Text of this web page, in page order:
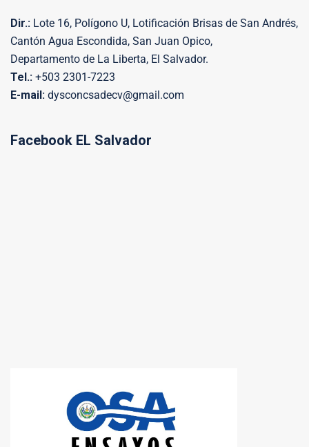
Dir.: Lote 16, Polígono U, Lotificación Brisas de San Andrés,
Cantón Agua Escondida, San Juan Opico,
Departamento de La Liberta, El Salvador.
Tel.: +503 2301-7223
E-mail: dysconcsadecv@gmail.com
Facebook EL Salvador